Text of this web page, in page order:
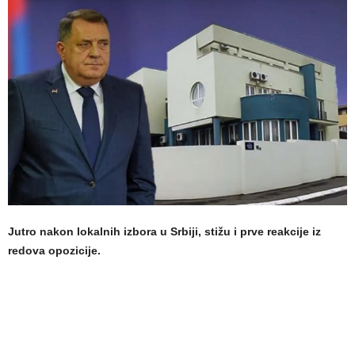
Jutro nakon lokalnih izbora u Srbiji, stižu i prve reakcije iz
redova opozicije.